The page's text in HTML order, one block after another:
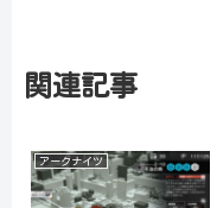
関連記事
アークナイツ